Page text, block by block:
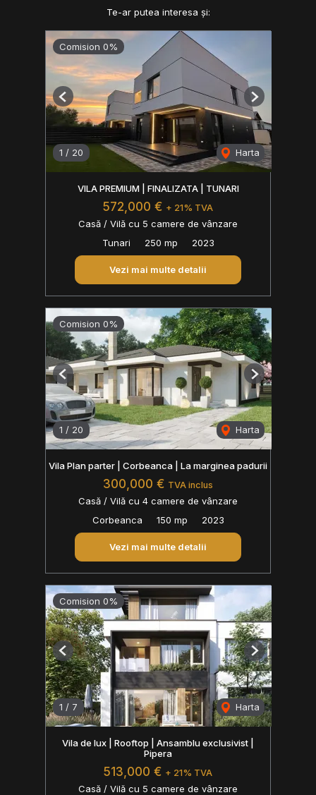
Te-ar putea interesa și:
Comision 0%
1 / 20 Harta
Previous Next
VILA PREMIUM | FINALIZATA | TUNARI
572,000 € + 21% TVA
Casă / Vilă cu 5 camere de vânzare
Tunari
250 mp 2023
Vezi mai multe detalii
Comision 0%
1 / 20 Harta
Previous Next
Vila Plan parter | Corbeanca | La marginea padurii
300,000 € TVA inclus
Casă / Vilă cu 4 camere de vânzare
Corbeanca
150 mp 2023
Vezi mai multe detalii
Comision 0%
1 / 7 Harta
Previous Next
Vila de lux | Rooftop | Ansamblu exclusivist |
Pipera
513,000 € + 21% TVA
Casă / Vilă cu 5 camere de vânzare